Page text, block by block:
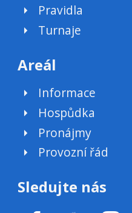
Pravidla
Turnaje
Areál
Informace
Hospůdka
Pronájmy
Provozní řád
Sledujte nás